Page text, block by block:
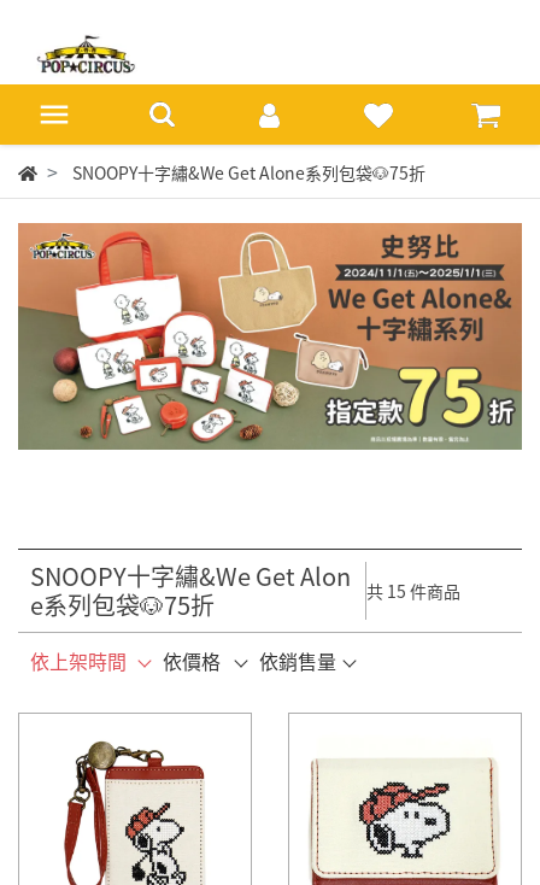
SNOOPY十字繡&We Get Alone系列包袋🐶75折
SNOOPY十字繡&We Get Alon
e系列包袋🐶75折
共 15 件商品
依上架時間 依價格 依銷售量